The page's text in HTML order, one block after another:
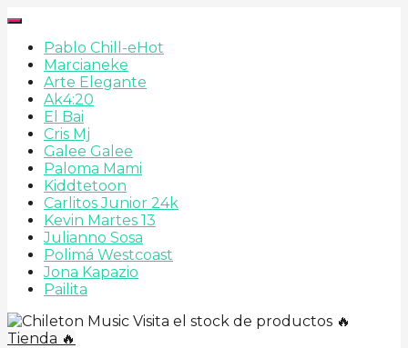
Pablo Chill-eHot
Marcianeke
Arte Elegante
Ak4:20
El Bai
Cris Mj
Galee Galee
Paloma Mami
Kiddtetoon
Carlitos Junior 24k
Kevin Martes 13
Julianno Sosa
Polimá Westcoast
Jona Kapazio
Pailita
Visita el stock de productos 🔥
Tienda 🔥